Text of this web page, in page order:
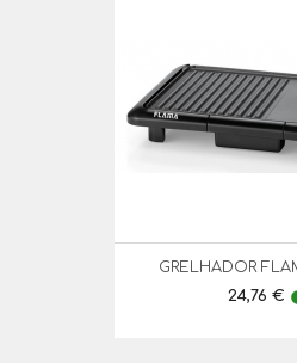
GRELHADOR
Preço
24,76 €